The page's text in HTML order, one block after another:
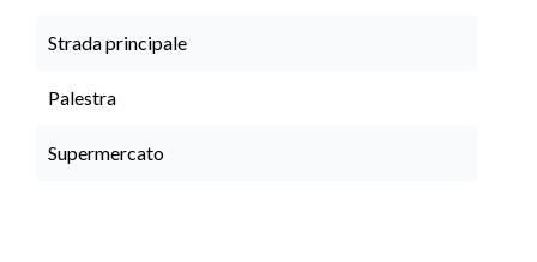
Strada principale
Palestra
Supermercato